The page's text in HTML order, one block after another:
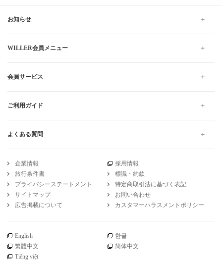
お知らせ
WILLER会員メニュー
会員サービス
ご利用ガイド
よくある質問
企業情報
採用情報
旅行条件書
標識・約款
プライバシーステートメント
特定商取引法に基づく表記
サイトマップ
お問い合わせ
広告掲載について
カスタマーハラスメントポリシー
English
한글
繁體中文
简体中文
Tiếng việt